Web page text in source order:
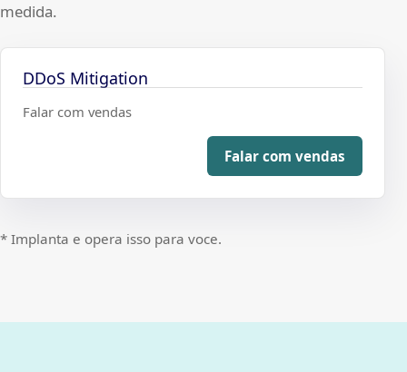
medida.
DDoS Mitigation
Falar com vendas
Falar com vendas
* Implanta e opera isso para voce.